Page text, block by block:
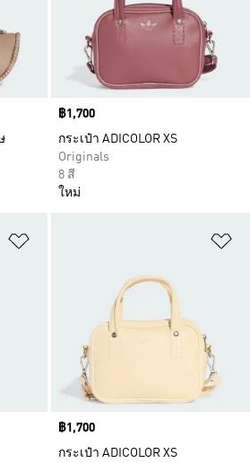
Price
฿1,700
กระเป๋า ADICOLOR XS
Originals
8 สี
ใหม่
Price
฿1,700
กระเป๋า ADICOLOR XS